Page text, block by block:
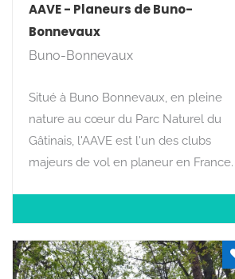
AAVE - Planeurs de Buno-
Bonnevaux
Buno-Bonnevaux
Situé à Buno Bonnevaux, en pleine
nature au cœur du Parc Naturel du
Gâtinais, l'AAVE est l'un des clubs
majeurs de vol en planeur en France.